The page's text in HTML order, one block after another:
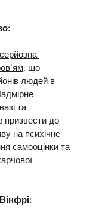
серйозна
, що
людей в
та
призвести до
на психічне
самооцінки та